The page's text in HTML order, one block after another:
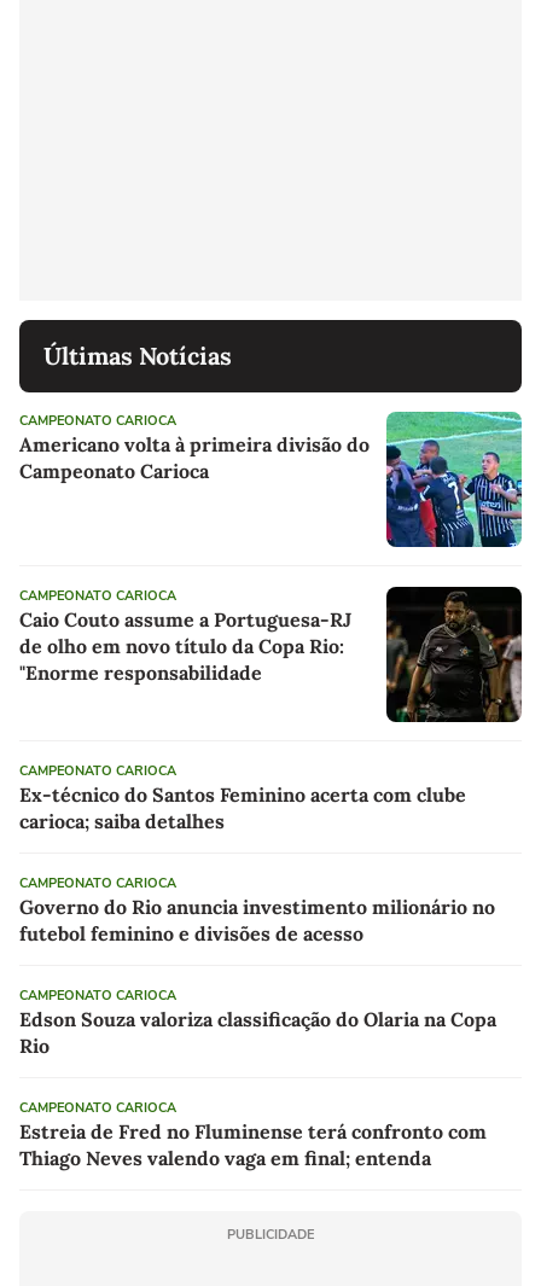
Últimas Notícias
CAMPEONATO CARIOCA
Americano volta à primeira divisão do
Campeonato Carioca
CAMPEONATO CARIOCA
Caio Couto assume a Portuguesa-RJ
de olho em novo título da Copa Rio:
"Enorme responsabilidade
CAMPEONATO CARIOCA
Ex-técnico do Santos Feminino acerta com clube
carioca; saiba detalhes
CAMPEONATO CARIOCA
Governo do Rio anuncia investimento milionário no
futebol feminino e divisões de acesso
CAMPEONATO CARIOCA
Edson Souza valoriza classificação do Olaria na Copa
Rio
CAMPEONATO CARIOCA
Estreia de Fred no Fluminense terá confronto com
Thiago Neves valendo vaga em final; entenda
PUBLICIDADE